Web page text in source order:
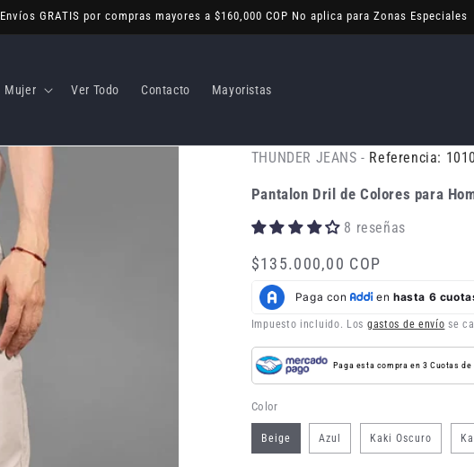
Envíos GRATIS por compras mayores a $160,000 COP No aplica para Zonas Especiales
Mujer Ver Todo Contacto Mayoristas
THUNDER JEANS - Referencia:
Pantalon Dril de Colores para
8 reseñas
Precio
habitual
$135.000,00 COP
Impuesto incluido. Los gastos de envío se
Paga esta compra en 3 Cuotas
Color
Beige Azul Kaki Oscuro